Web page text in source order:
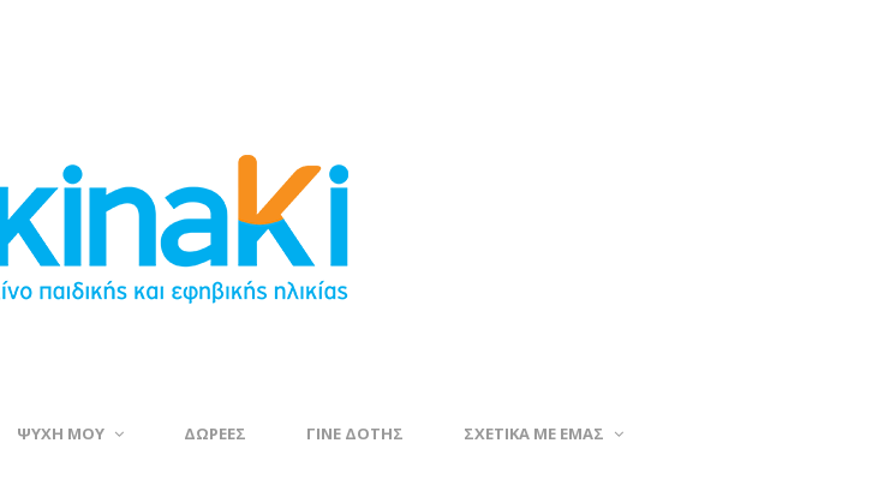
ΨΥΧΗ ΜΟΥ ΔΩΡΕΕΣ ΓΙΝΕ ΔΟΤΗΣ ΣΧΕΤΙΚΑ ΜΕ ΕΜΑΣ